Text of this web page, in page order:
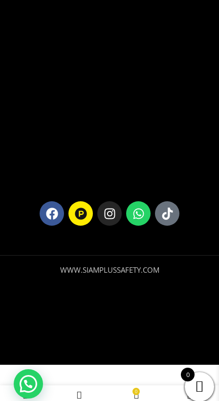
WWW.SIAMPLUSSAFETY.COM
Mascara de
Soldadura
Añadir A La
0
0